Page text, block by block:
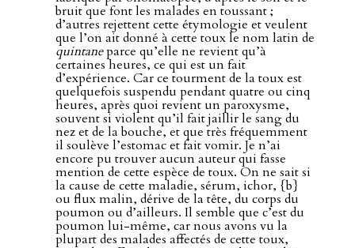
bruit que font les malades en toussant ;
d’autres rejettent cette étymologie et veulent
que l’on ait donné à cette toux le nom latin de
quintaneparce qu’elle ne revient qu’à
certaines heures, ce qui est un fait
d’expérience. Car ce tourment de la toux est
quelquefois suspendu pendant quatre ou cinq
heures, après quoi revient un paroxysme,
souvent si violent qu’il fait jaillir le sang du
nez et de la bouche, et que très fréquemment
il soulève l’estomac et fait vomir. Je n’ai
encore pu trouver aucun auteur qui fasse
mention de cette espèce de toux. On ne sait si
la cause de cette maladie, sérum, ichor, {b}
ou flux malin, dérive de la tête, du corps du
poumon ou d’ailleurs. Il semble que c’est du
poumon lui-même, car nous avons vu la
plupart des malades affectés de cette toux,